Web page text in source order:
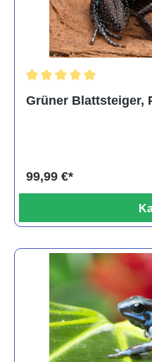
Grüner Blattsteiger,
99,99 €*